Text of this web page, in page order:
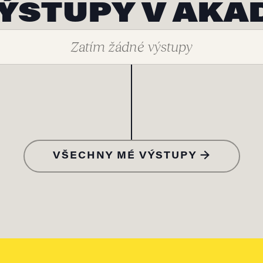
V
Zatím žádné výstupy
VŠECHNY MÉ VÝSTUPY →